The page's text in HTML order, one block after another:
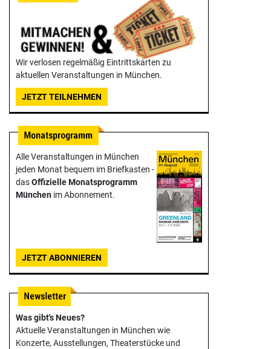
Wir verlosen regelmäßig Eintrittskarten zu
aktuellen Veranstaltungen in München.
JETZT TEILNEHMEN
Alle Veranstaltungen in München
jeden Monat bequem im Briefkasten -
dasOffizielle Monats­programm
München im Abonnement.
JETZT ABONNIEREN
Was gibt's Neues?
Aktuelle Veranstaltungen in München wie
Konzerte, Ausstellungen, Theater­stücke und